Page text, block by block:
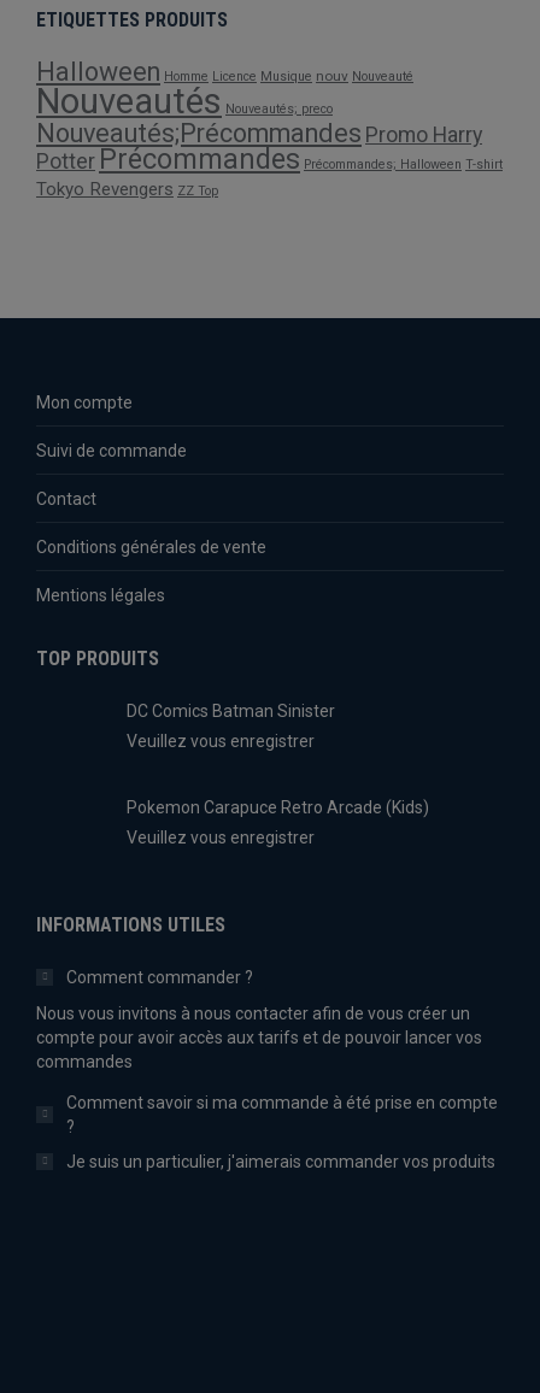
ETIQUETTES PRODUITS
Halloween Homme Licence Musique nouv Nouveauté
Nouveautés Nouveautés; preco
Nouveautés;Précommandes Promo Harry
Potter Précommandes Précommandes; Halloween T-shirt
Tokyo Revengers ZZ Top
Mon compte
Suivi de commande
Contact
Conditions générales de vente
Mentions légales
TOP PRODUITS
DC Comics Batman Sinister
Veuillez vous enregistrer
Pokemon Carapuce Retro Arcade (Kids)
Veuillez vous enregistrer
INFORMATIONS UTILES
Comment commander ?
Nous vous invitons à nous contacter afin de vous créer un
compte pour avoir accès aux tarifs et de pouvoir lancer vos
commandes
Comment savoir si ma commande à été prise en compte
?
Je suis un particulier, j'aimerais commander vos produits